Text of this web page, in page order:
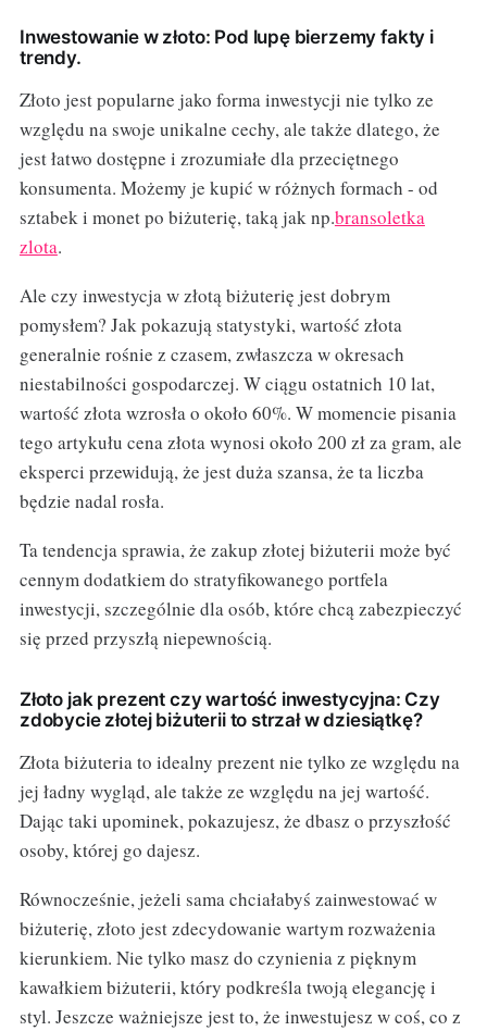
Inwestowanie w złoto: Pod lupę bierzemy fakty i
trendy.
Złoto jest popularne jako forma inwestycji nie tylko ze
względu na swoje unikalne cechy, ale także dlatego, że
jest łatwo dostępne i zrozumiałe dla przeciętnego
konsumenta. Możemy je kupić w różnych formach - od
sztabek i monet po biżuterię, taką jak np.bransoletka
zlota.
Ale czy inwestycja w złotą biżuterię jest dobrym
pomysłem? Jak pokazują statystyki, wartość złota
generalnie rośnie z czasem, zwłaszcza w okresach
niestabilności gospodarczej. W ciągu ostatnich 10 lat,
wartość złota wzrosła o około 60%. W momencie pisania
tego artykułu cena złota wynosi około 200 zł za gram, ale
eksperci przewidują, że jest duża szansa, że ta liczba
będzie nadal rosła.
Ta tendencja sprawia, że zakup złotej biżuterii może być
cennym dodatkiem do stratyfikowanego portfela
inwestycji, szczególnie dla osób, które chcą zabezpieczyć
się przed przyszłą niepewnością.
Złoto jak prezent czy wartość inwestycyjna: Czy
zdobycie złotej biżuterii to strzał w dziesiątkę?
Złota biżuteria to idealny prezent nie tylko ze względu na
jej ładny wygląd, ale także ze względu na jej wartość.
Dając taki upominek, pokazujesz, że dbasz o przyszłość
osoby, której go dajesz.
Równocześnie, jeżeli sama chciałabyś zainwestować w
biżuterię, złoto jest zdecydowanie wartym rozważenia
kierunkiem. Nie tylko masz do czynienia z pięknym
kawałkiem biżuterii, który podkreśla twoją elegancję i
styl. Jeszcze ważniejsze jest to, że inwestujesz w coś, co z